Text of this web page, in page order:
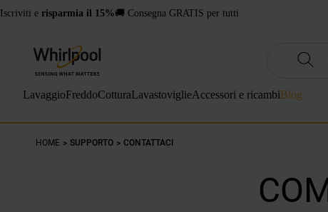
Iscriviti e risparmia il 15%🚚 Consegna GRATIS per tutti
LavaggioFreddoCotturaLavastoviglieAccessori e ricambiBlog
HOME SUPPORTO CONTATTACI